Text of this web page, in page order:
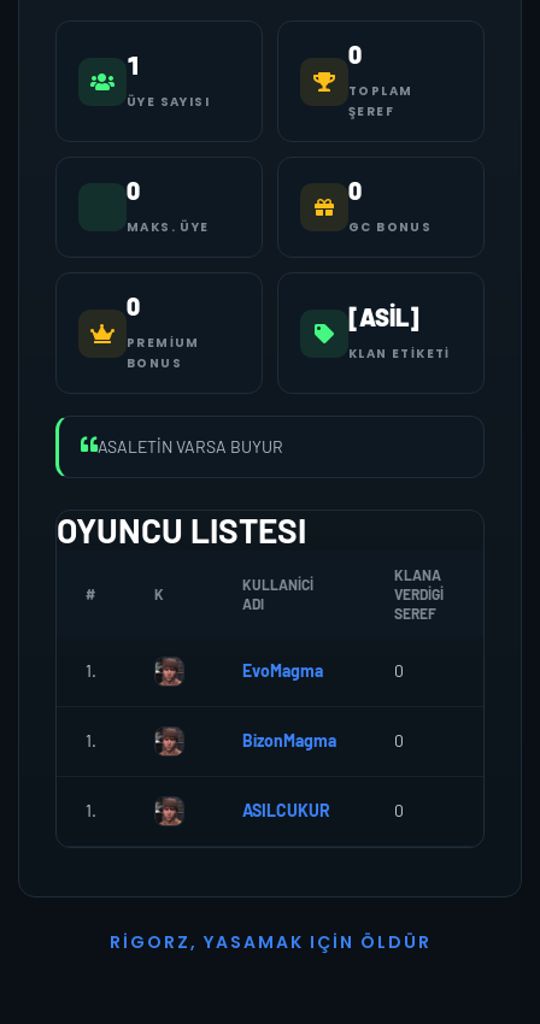
1
ÜYE SAYISI
0
TOPLAM
ŞEREF
0
MAKS. ÜYE
0
GC BONUS
0
PREMIUM
BONUS
[ASİL]
KLAN ETIKETI
ASALETİN VARSA BUYUR
OYUNCU LISTESI
# K
KULLANICI
ADI
KLANA
VERDIGI
SEREF
1. EvoMagma 0
1. BizonMagma 0
1. ASILCUKUR 0
R I G O R Z, YASAMAK I ÇI N Ö L D Ü R